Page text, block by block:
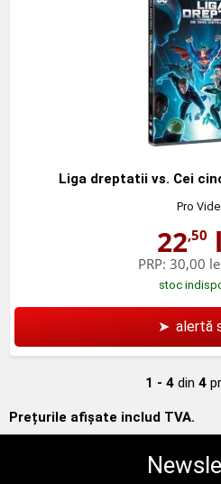
Liga dreptatii vs. Cei
Pro
22,50
PRP: 30,00
stoc
➤ alertă
1 - 4 din 4
Prețurile afișate includ TVA.